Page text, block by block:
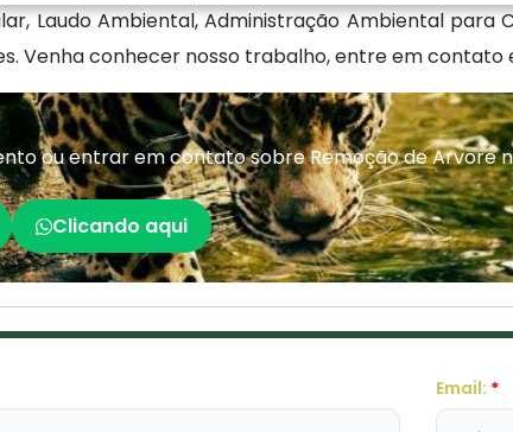
Laudo Ambiental, Administração Ambiental para
Venha conhecer nosso trabalho, entre em
ou entrar em contato sobre Remoção de Arvore
Clicando aqui
Email: *